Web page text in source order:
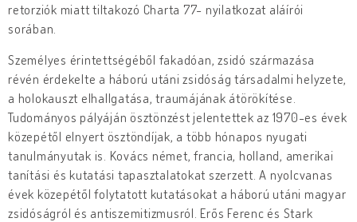
retorziók miatt tiltakozó Charta 77- nyilatkozat aláírói
sorában.
Személyes érintettségéből fakadóan, zsidó származása
révén érdekelte a háború utáni zsidóság társadalmi helyzete,
a holokauszt elhallgatása, traumájának átörökítése.
Tudományos pályáján ösztönzést jelentettek az 1970-es évek
közepétől elnyert ösztöndíjak, a több hónapos nyugati
tanulmányutak is. Kovács német, francia, holland, amerikai
tanítási és kutatási tapasztalatokat szerzett. A nyolcvanas
évek közepétől folytatott kutatásokat a háború utáni magyar
zsidóságról és antiszemitizmusról. Erős Ferenc és Stark